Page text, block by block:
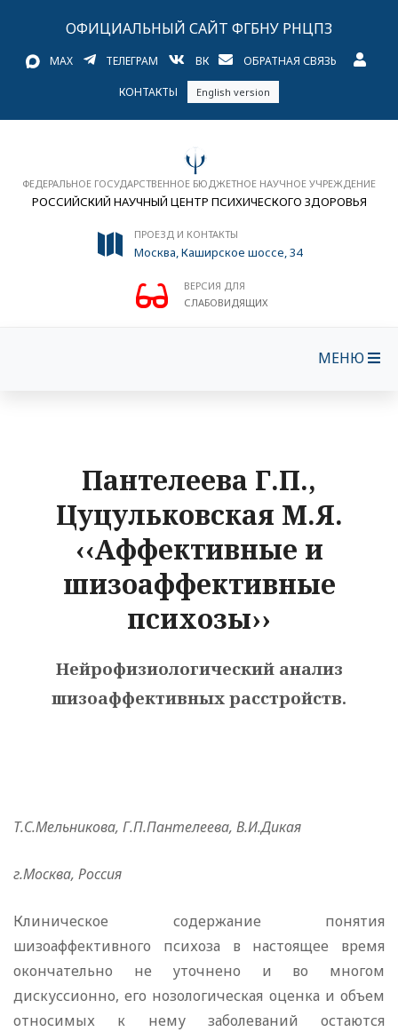
ОФИЦИАЛЬНЫЙ САЙТ ФГБНУ РНЦПЗ
MAX ТЕЛЕГРАМ ВК ОБРАТНАЯ СВЯЗЬ
КОНТАКТЫ English version
ФЕДЕРАЛЬНОЕ ГОСУДАРСТВЕННОЕ БЮДЖЕТНОЕ НАУЧНОЕ УЧРЕЖДЕНИЕ
РОССИЙСКИЙ НАУЧНЫЙ ЦЕНТР ПСИХИЧЕСКОГО ЗДОРОВЬЯ
ПРОЕЗД И КОНТАКТЫ
Москва, Каширское шоссе, 34
ВЕРСИЯ ДЛЯ
СЛАБОВИДЯЩИХ
МЕНЮ
Пантелеева Г.П.,
Цуцульковская М.Я.
‹‹Аффективные и
шизоаффективные
психозы››
Нейрофизиологический анализ
шизоаффективных расстройств.
Т.С.Мельникова, Г.П.Пантелеева, В.И.Дикая
г.Москва, Россия
Клиническое содержание понятия
шизоаффективного психоза в настоящее время
окончательно не уточнено и во многом
дискуссионно, его нозологическая оценка и объем
относимых к нему заболеваний остаются